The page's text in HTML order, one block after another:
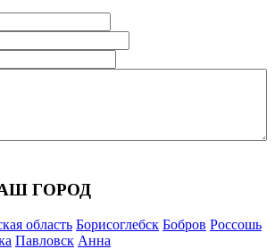
ГОРОД
область Борисоглебск Бобров Россошь
Павловск Анна